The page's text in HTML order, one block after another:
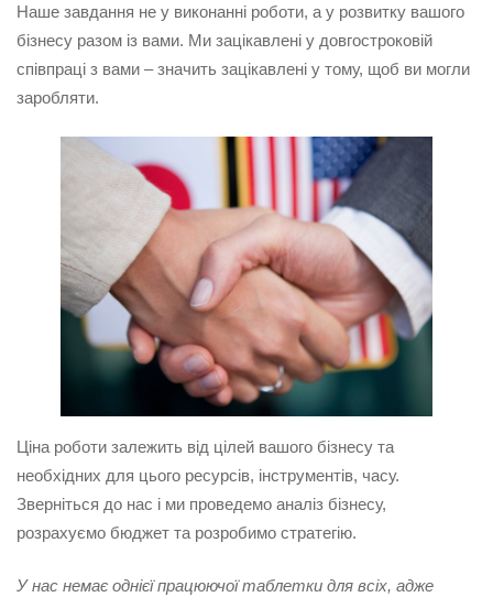
Наше завдання не у виконанні роботи, а у розвитку вашого
бізнесу разом із вами. Ми зацікавлені у довгостроковій
співпраці з вами – значить зацікавлені у тому, щоб ви могли
заробляти.
Ціна роботи залежить від цілей вашого бізнесу та
необхідних для цього ресурсів, інструментів, часу.
Зверніться до нас і ми проведемо аналіз бізнесу,
розрахуємо бюджет та розробимо стратегію.
У нас немає однієї працюючої таблетки для всіх, адже